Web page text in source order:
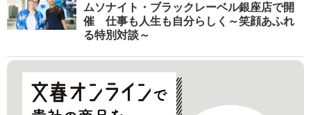
ムソナイト・ブラックレーベル銀座店で開
催 仕事も人生も自分らしく～笑顔あふれ
る特別対談～